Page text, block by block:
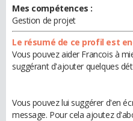
Mes compétences :
Gestion de projet
Le résumé de ce profil est
Vous pouvez aider Francois à
suggérant d'ajouter quelques
Vous pouvez lui suggérer d'en
message. Pour cela ajoutez